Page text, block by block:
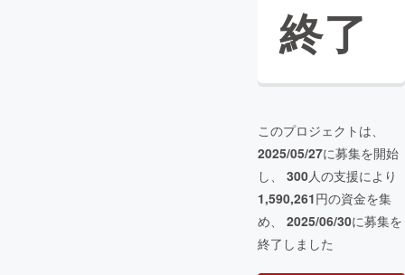
終了
このプロジェクトは、
2025/05/27に募集を開始
し、 300人の支援により
1,590,261円の資金を集
め、 2025/06/30に募集を
終了しました